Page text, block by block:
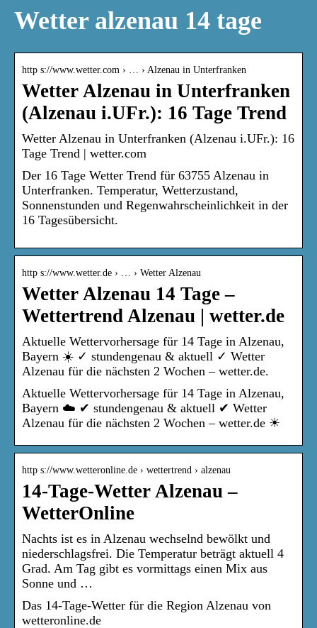
Wetter alzenau 14 tage
http s://www.wetter.com › … › Alzenau in Unterfranken
Wetter Alzenau in Unterfranken
(Alzenau i.UFr.): 16 Tage Trend
Wetter Alzenau in Unterfranken (Alzenau i.UFr.): 16
Tage Trend | wetter.com
Der 16 Tage Wetter Trend für 63755 Alzenau in
Unterfranken. Temperatur, Wetterzustand,
Sonnenstunden und Regenwahrscheinlichkeit in der
16 Tagesübersicht.
http s://www.wetter.de › … › Wetter Alzenau
Wetter Alzenau 14 Tage –
Wettertrend Alzenau | wetter.de
Aktuelle Wettervorhersage für 14 Tage in Alzenau,
Bayern ☀️ ✓ stundengenau & aktuell ✓ Wetter
Alzenau für die nächsten 2 Wochen – wetter.de.
Aktuelle Wettervorhersage für 14 Tage in Alzenau,
Bayern ☁️ ✔ stundengenau & aktuell ✔ Wetter
Alzenau für die nächsten 2 Wochen – wetter.de ☀
http s://www.wetteronline.de › wettertrend › alzenau
14-Tage-Wetter Alzenau –
WetterOnline
Nachts ist es in Alzenau wechselnd bewölkt und
niederschlagsfrei. Die Temperatur beträgt aktuell 4
Grad. Am Tag gibt es vormittags einen Mix aus
Sonne und …
Das 14-Tage-Wetter für die Region Alzenau von
wetteronline.de